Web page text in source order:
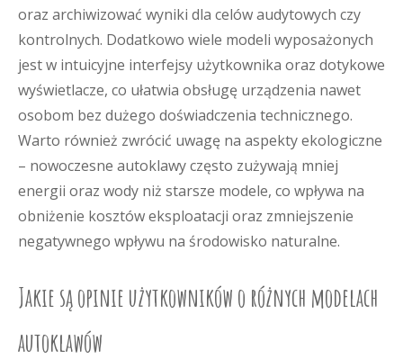
oraz archiwizować wyniki dla celów audytowych czy
kontrolnych. Dodatkowo wiele modeli wyposażonych
jest w intuicyjne interfejsy użytkownika oraz dotykowe
wyświetlacze, co ułatwia obsługę urządzenia nawet
osobom bez dużego doświadczenia technicznego.
Warto również zwrócić uwagę na aspekty ekologiczne
– nowoczesne autoklawy często zużywają mniej
energii oraz wody niż starsze modele, co wpływa na
obniżenie kosztów eksploatacji oraz zmniejszenie
negatywnego wpływu na środowisko naturalne.
Jakie są opinie użytkowników o różnych modelach
autoklawów